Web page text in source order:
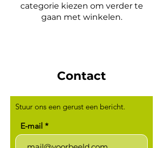
categorie kiezen om verder te
gaan met winkelen.
Contact
Stuur ons een gerust een bericht.
E-mail